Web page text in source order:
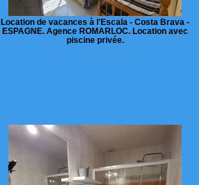
Location de vacances à l'Escala - Costa Brava -
ESPAGNE. Agence ROMARLOC. Location avec
piscine privée.